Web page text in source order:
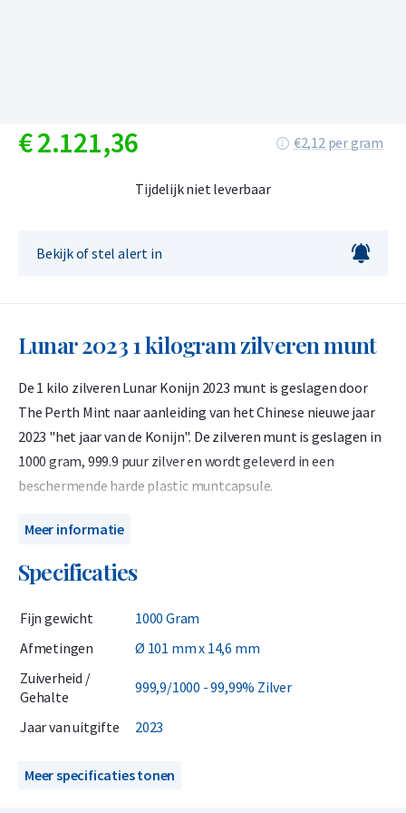
€2.121,36 €2,12 per gram
Tijdelijk niet leverbaar
Bekijk of stel alert in
Lunar 2023 1 kilogram zilveren munt
De 1 kilo zilveren Lunar Konijn 2023 munt is geslagen door
The Perth Mint naar aanleiding van het Chinese nieuwe jaar
2023 "het jaar van de Konijn". De zilveren munt is geslagen in
1000 gram, 999.9 puur zilver en wordt geleverd in een
beschermende harde plastic muntcapsule.
De zilveren Lunar is interessant voor investeerders en
zuiverheid en uniek ontwerp.
Konijn is één van de twaalf dieren die in verband staan met de
Chinese maandkalender. De geboortejaren die gebruikt
worden voor de Konijn van de afgelopen 100 jaar zijn dan ook:
1915, 1927, 1939, 1951, 1963, 1975, 1987, 1999 en 2011 en 2023.
Mensen die geboren zijn in deze jaartallen worden
eigen overleving betreft.
Meer informatie
Specificaties
Fijn gewicht
1000 Gram
Afmetingen
Ø 101 mm x 14,6 mm
Zuiverheid /
Gehalte
999,9/1000 - 99,99% Zilver
Jaar van uitgifte 2023
Meer specificaties tonen